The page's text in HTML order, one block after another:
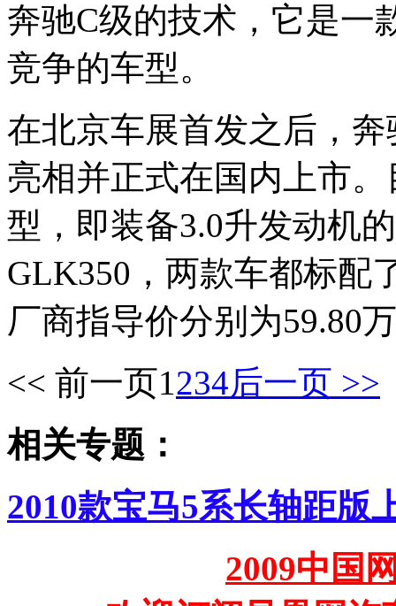
奔驰C级的技术，它是一
竞争的车型。
在北京车展首发之后，
亮相并正式在国内上市
型，即装备3.0升发动机
GLK350，两款车都标配
厂商指导价分别为59.80
<< 前一页1234后一页 >>
相关专题：
2010款宝马5系长轴距版
2009中国